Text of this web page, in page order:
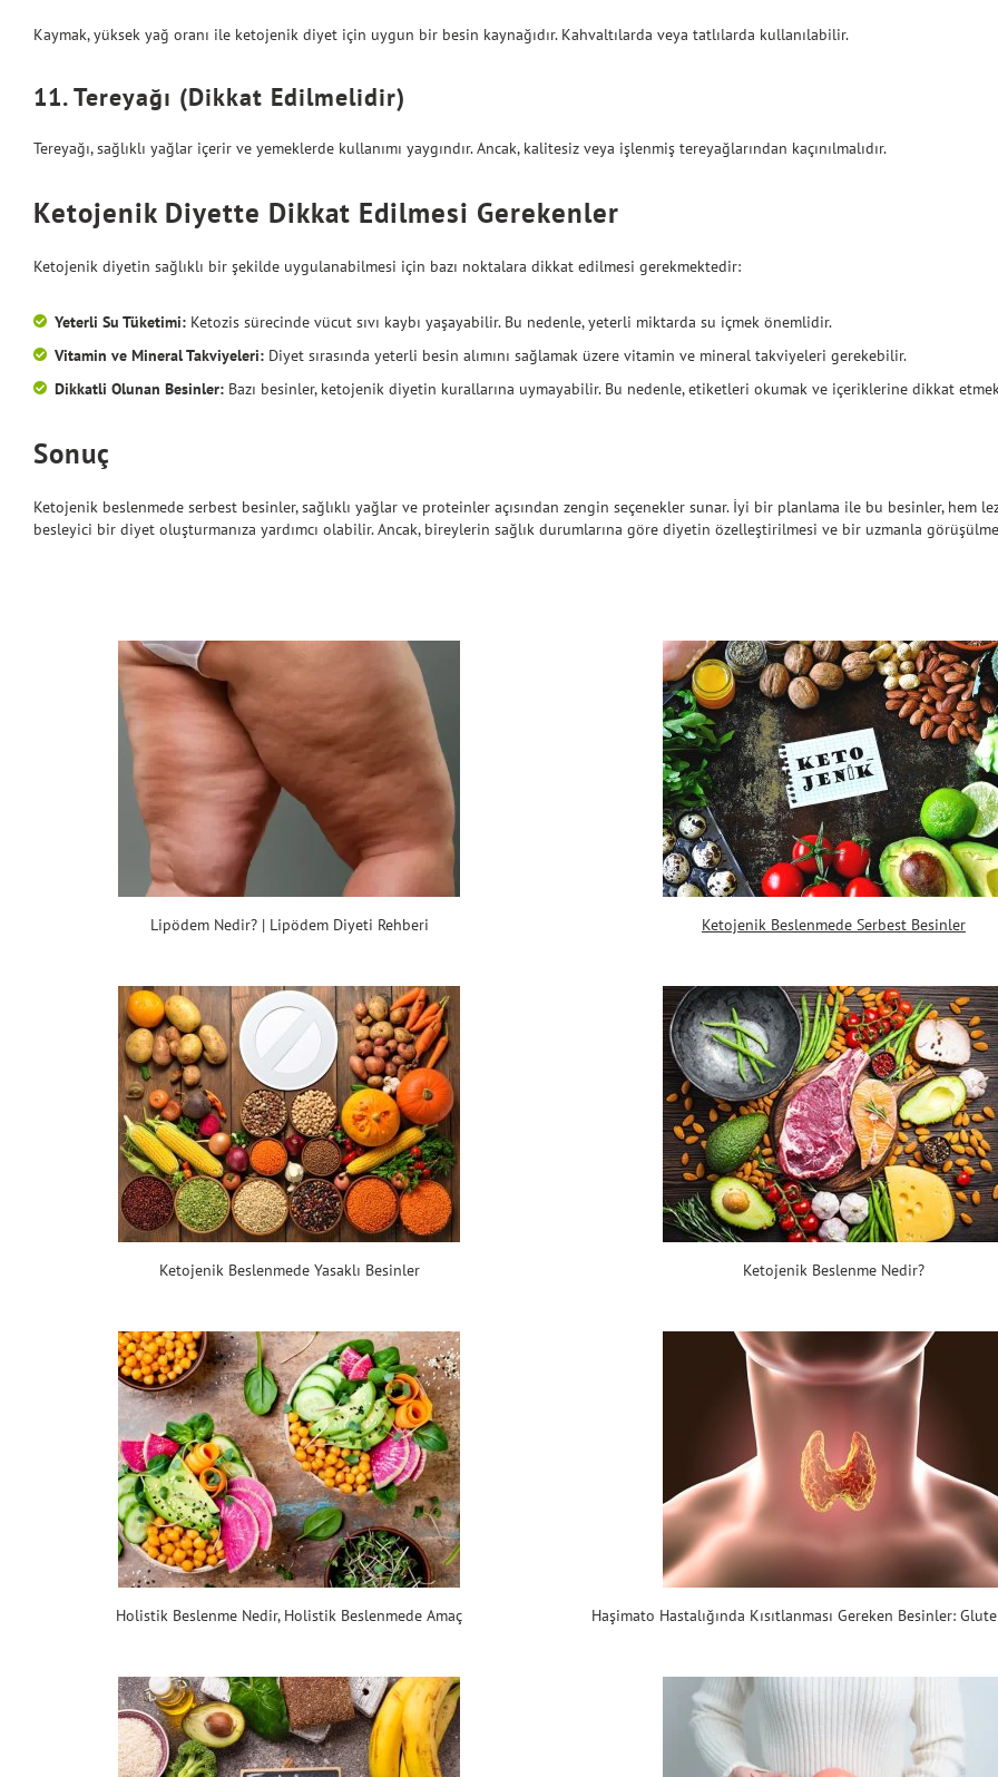
Kaymak, yüksek yağ oranı ile ketojenik diyet için uygun bir besin kaynağıdır. Kahvaltılarda veya tatlılarda kullanılabilir.
11. Tereyağı (Dikkat Edilmelidir)
Tereyağı, sağlıklı yağlar içerir ve yemeklerde kullanımı yaygındır. Ancak, kalitesiz veya işlenmiş tereyağlarından kaçınılmalıdır.
Ketojenik Diyette Dikkat Edilmesi Gerekenler
Ketojenik diyetin sağlıklı bir şekilde uygulanabilmesi için bazı noktalara dikkat edilmesi gerekmektedir:
Yeterli Su Tüketimi: Ketozis sürecinde vücut sıvı kaybı yaşayabilir. Bu nedenle, yeterli miktarda su içmek önemlidir.
Vitamin ve Mineral Takviyeleri: Diyet sırasında yeterli besin alımını sağlamak üzere vitamin ve mineral takviyeleri gerekebilir.
Dikkatli Olunan Besinler: Bazı besinler, ketojenik diyetin kurallarına uymayabilir. Bu nedenle, etiketleri okumak ve içeriklerine dikkat
Sonuç
Ketojenik beslenmede serbest besinler, sağlıklı yağlar ve proteinler açısından zengin seçenekler sunar. İyi bir planlama ile bu besinler, hem
besleyici bir diyet oluşturmanıza yardımcı olabilir. Ancak, bireylerin sağlık durumlarına göre diyetin özelleştirilmesi ve bir uzmanla
Lipödem Nedir? | Lipödem Diyeti Rehberi Ketojenik Beslenmede Serbest Besinler
Ketojenik Beslenmede Yasaklı Besinler Ketojenik Beslenme Nedir?
Holistik Beslenme Nedir, Holistik Beslenmede Amaç Haşimato Hastalığında Kısıtlanması Gereken Besinler: